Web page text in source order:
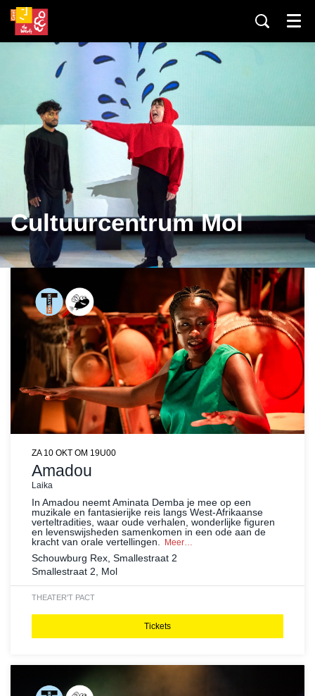
Menu
Cultuurcentrum Mol
Amadou
Laika
ZA 10 OKT OM 19U00
In Amadou neemt Aminata Demba je mee op een
muzikale en fantasierijke reis langs West-Afrikaanse
verteltradities, waar oude verhalen, wonderlijke figuren
en levenswijsheden samenkomen in een ode aan de
kracht van orale vertellingen.
Meer…
Schouwburg Rex, Smallestraat 2
Smallestraat 2, Mol
THEATER'T PACT
Tickets